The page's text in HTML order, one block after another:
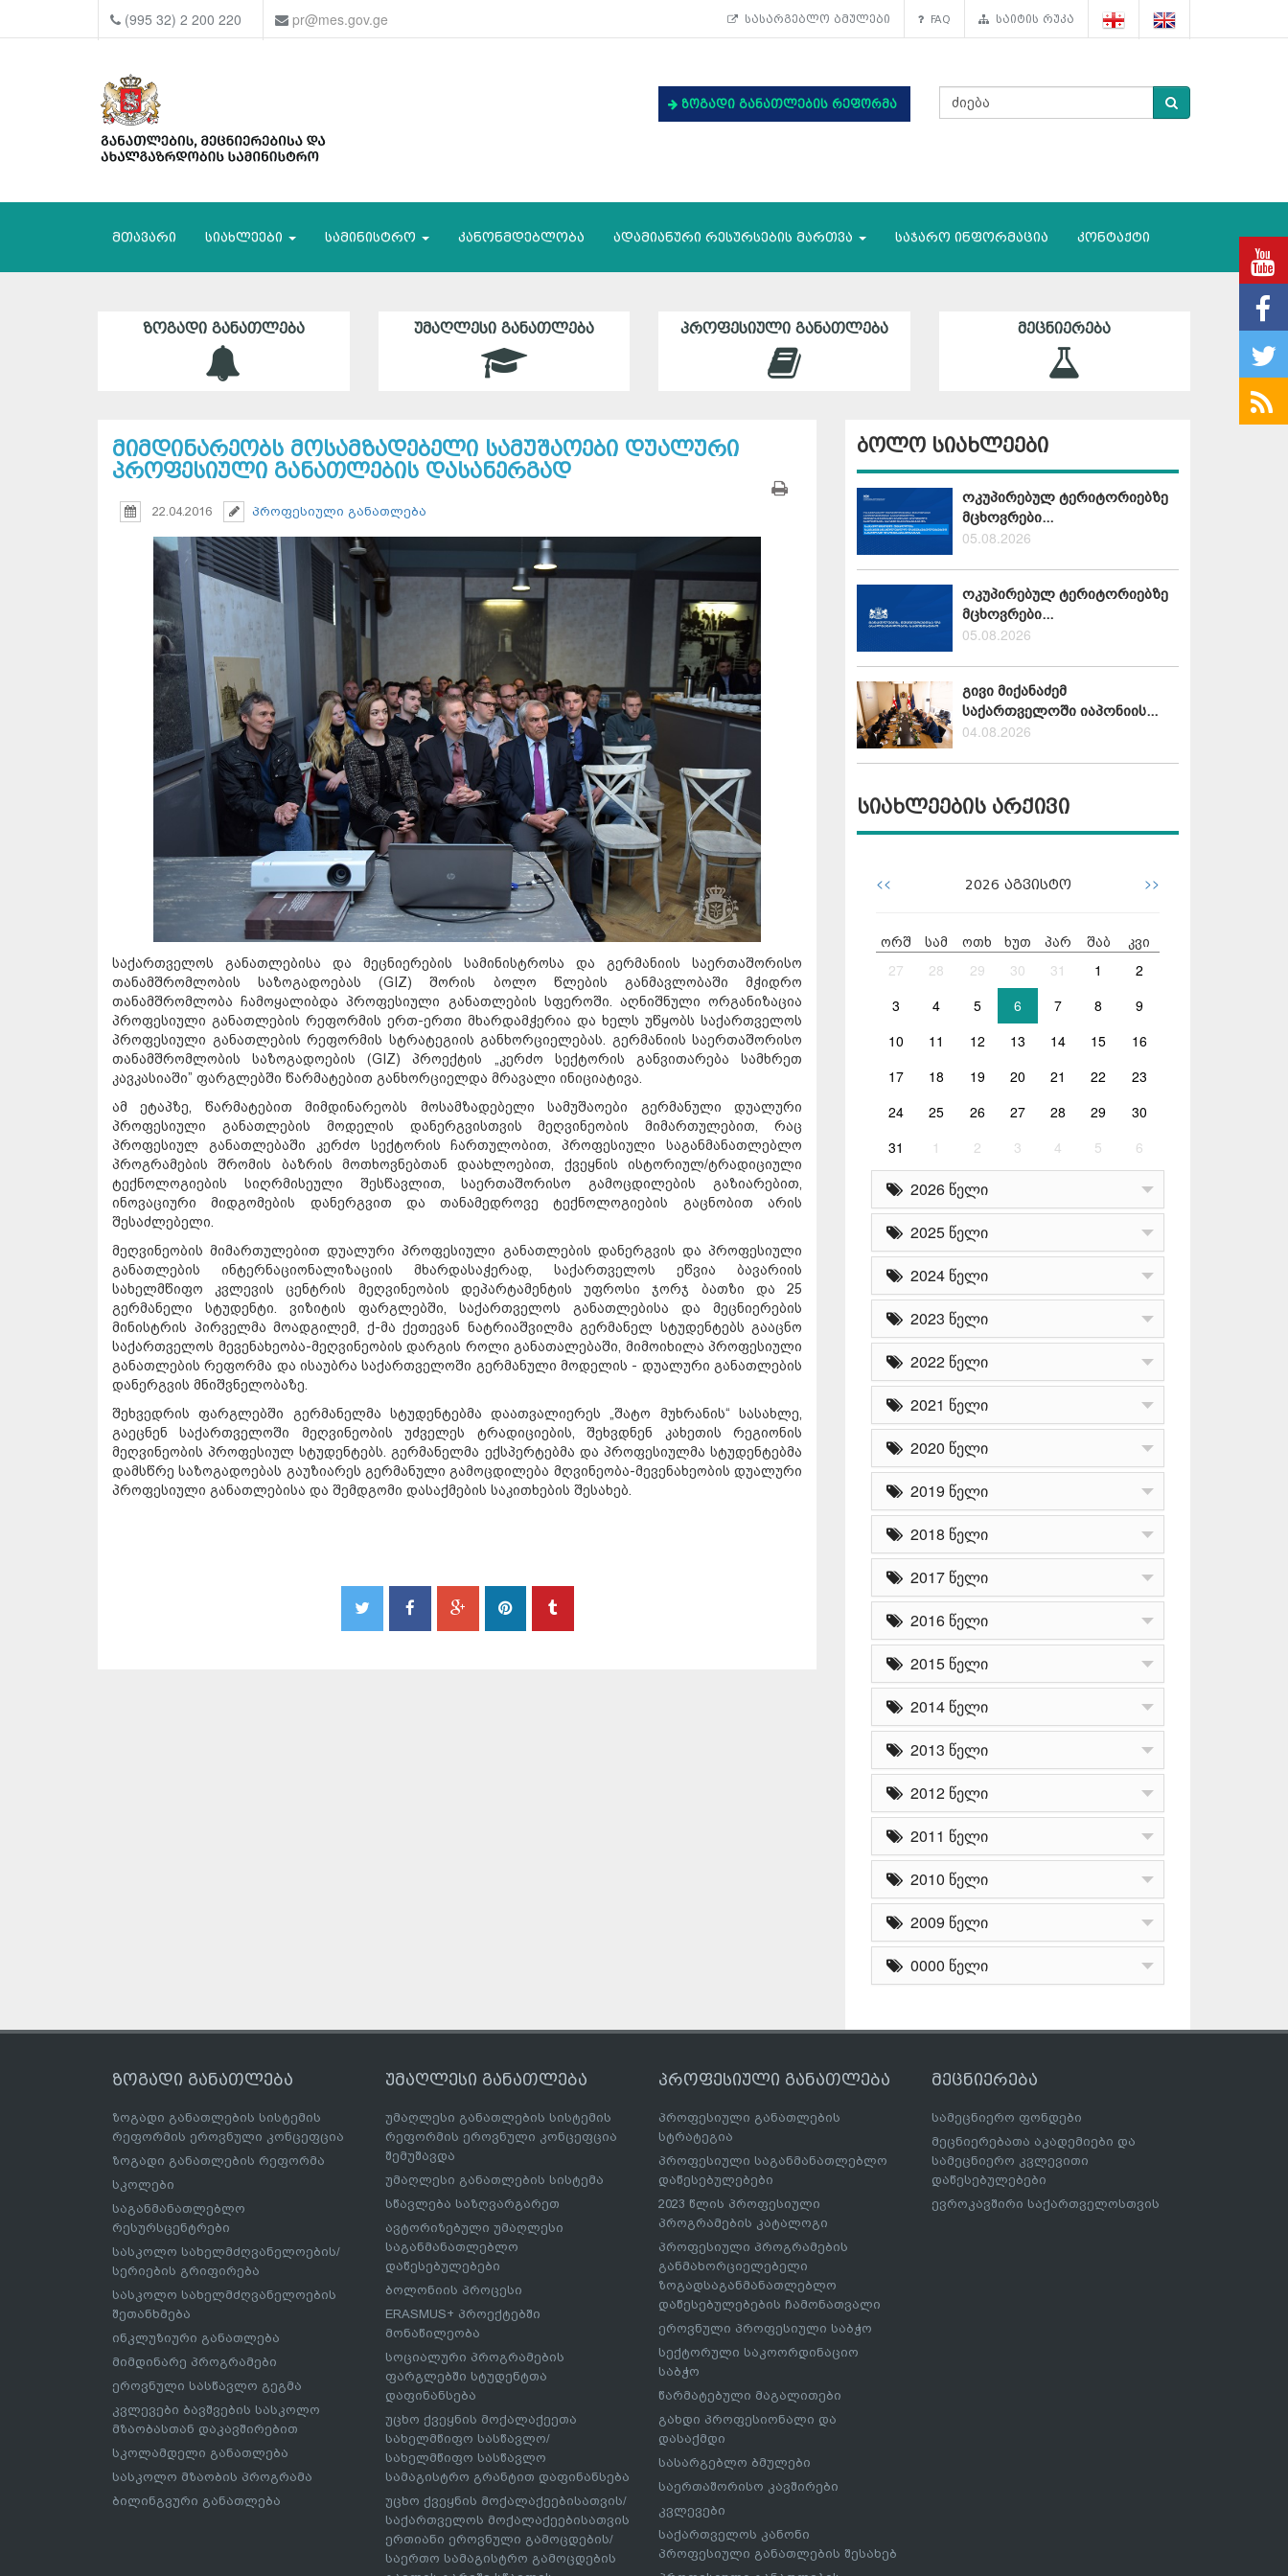
(995 32) 2 200 220 pr@mes.gov.ge სასარგებლო ბმულები FAQ საიტის რუკა
ზოგადი განათლების რეფორმა
მთავარი სიახლეები სამინისტრო კანონმდებლობა ადამიანური რესურსების მართვა საჯარო ინფორმაცია კონტაქტი
ᲖᲝᲒᲐᲓᲘ ᲒᲐᲜᲐᲗᲚᲔᲑᲐ ᲣᲛᲐᲦᲚᲔᲡᲘ ᲒᲐᲜᲐᲗᲚᲔᲑᲐ ᲞᲠᲝᲤᲔᲡᲘᲣᲚᲘ ᲒᲐᲜᲐᲗᲚᲔᲑᲐ ᲛᲔᲪᲜᲘᲔᲠᲔᲑᲐ
მიმდინარეობს მოსამზადებელი სამუშაოები დუალური
პროფესიული განათლების დასანერგად
22.04.2016 პროფესიული განათლება
საქართველოს განათლებისა და მეცნიერების სამინისტროსა და გერმანიის საერთაშორისო
თანამშრომლობის საზოგადოებას (GIZ) შორის ბოლო წლების განმავლობაში მჭიდრო
თანამშრომლობა ჩამოყალიბდა პროფესიული განათლების სფეროში. აღნიშნული ორგანიზაცია
პროფესიული განათლების რეფორმის ერთ-ერთი მხარდამჭერია და ხელს უწყობს საქართველოს
პროფესიული განათლების რეფორმის სტრატეგიის განხორციელებას. გერმანიის საერთაშორისო
თანამშრომლობის საზოგადოების (GIZ) პროექტის „კერძო სექტორის განვითარება სამხრეთ
კავკასიაში” ფარგლებში წარმატებით განხორციელდა მრავალი ინიციატივა.
ამ ეტაპზე, წარმატებით მიმდინარეობს მოსამზადებელი სამუშაოები გერმანული დუალური
პროფესიული განათლების მოდელის დანერგვისთვის მეღვინეობის მიმართულებით, რაც
პროფესიულ განათლებაში კერძო სექტორის ჩართულობით, პროფესიული საგანმანათლებლო
პროგრამების შრომის ბაზრის მოთხოვნებთან დაახლოებით, ქვეყნის ისტორიულ/ტრადიციული
ტექნოლოგიების სიღრმისეული შესწავლით, საერთაშორისო გამოცდილების გაზიარებით,
ინოვაციური მიდგომების დანერგვით და თანამედროვე ტექნოლოგიების გაცნობით არის
შესაძლებელი.
მეღვინეობის მიმართულებით დუალური პროფესიული განათლების დანერგვის და პროფესიული
განათლების ინტერნაციონალიზაციის მხარდასაჭერად, საქართველოს ეწვია ბავარიის
სახელმწიფო კვლევის ცენტრის მეღვინეობის დეპარტამენტის უფროსი ჯორჯ ბათზი და 25
გერმანელი სტუდენტი. ვიზიტის ფარგლებში, საქართველოს განათლებისა და მეცნიერების
მინისტრის პირველმა მოადგილემ, ქ-მა ქეთევან ნატრიაშვილმა გერმანელ სტუდენტებს გააცნო
საქართველოს მევენახეობა-მეღვინეობის დარგის როლი განათალებაში, მიმოიხილა პროფესიული
განათლების რეფორმა და ისაუბრა საქართველოში გერმანული მოდელის - დუალური განათლების
დანერგვის მნიშვნელობაზე.
შეხვედრის ფარგლებში გერმანელმა სტუდენტებმა დაათვალიერეს „შატო მუხრანის“ სასახლე,
გაეცნენ საქართველოში მეღვინეობის უძველეს ტრადიციების, შეხვდნენ კახეთის რეგიონის
მეღვინეობის პროფესიულ სტუდენტებს. გერმანელმა ექსპერტებმა და პროფესიულმა სტუდენტებმა
დამსწრე საზოგადოებას გაუზიარეს გერმანული გამოცდილება მღვინეობა-მევენახეობის დუალური
პროფესიული განათლებისა და შემდგომი დასაქმების საკითხების შესახებ.
ბოლო სიახლეები
ოკუპირებულ ტერიტორიებზე
მცხოვრები...
05.08.2026
ოკუპირებულ ტერიტორიებზე
მცხოვრები...
05.08.2026
გივი მიქანაძემ
საქართველოში იაპონიის...
04.08.2026
სიახლეების არქივი
<< 2026 აგვისტო >>
ორშ სამ ოთხ ხუთ პარ შაბ კვი
27 28 29 30 31 1
2
3
4 5 6 7 8
9
10
11 12 13 14 15
16
17
18 19 20 21 22
23
24
25 26 27 28 29
30
31
1 2 3 4 5 6
2026 წელი
2025 წელი
2024 წელი
2023 წელი
2022 წელი
2021 წელი
2020 წელი
2019 წელი
2018 წელი
2017 წელი
2016 წელი
2015 წელი
2014 წელი
2013 წელი
2012 წელი
2011 წელი
2010 წელი
2009 წელი
0000 წელი
ზოგადი განათლება
ზოგადი განათლების სისტემის
რეფორმის ეროვნული კონცეფცია
ზოგადი განათლების რეფორმა
სკოლები
საგანმანათლებლო
რესურსცენტრები
სასკოლო სახელმძღვანელოების/
სერიების გრიფირება
სასკოლო სახელმძღვანელოების
შეთანხმება
ინკლუზიური განათლება
მიმდინარე პროგრამები
ეროვნული სასწავლო გეგმა
კვლევები ბავშვების სასკოლო
მზაობასთან დაკავშირებით
სკოლამდელი განათლება
სასკოლო მზაობის პროგრამა
ბილინგვური განათლება
უმაღლესი განათლება
უმაღლესი განათლების სისტემის
რეფორმის ეროვნული კონცეფცია
შემუშავდა
უმაღლესი განათლების სისტემა
სწავლება საზღვარგარეთ
ავტორიზებული უმაღლესი
საგანმანათლებლო
დაწესებულებები
ბოლონიის პროცესი
ERASMUS+ პროექტებში
მონაწილეობა
სოციალური პროგრამების
ფარგლებში სტუდენტთა
დაფინანსება
უცხო ქვეყნის მოქალაქეეთა
სახელმწიფო სასწავლო/
სახელმწიფო სასწავლო
სამაგისტრო გრანტით დაფინანსება
უცხო ქვეყნის მოქალაქეებისათვის/
საქართველოს მოქალაქეებისათვის
ერთიანი ეროვნული გამოცდების/
საერთო სამაგისტრო გამოცდების
პროფესიული განათლება
პროფესიული განათლების
სტრატეგია
პროფესიული საგანმანათლებლო
დაწესებულებები
2023 წლის პროფესიული
პროგრამების კატალოგი
პროფესიული პროგრამების
განმახორციელებელი
ზოგადსაგანმანათლებლო
დაწესებულებების ჩამონათვალი
ეროვნული პროფესიული საბჭო
სექტორული საკოორდინაციო
საბჭო
წარმატებული მაგალითები
გახდი პროფესიონალი და
დასაქმდი
სასარგებლო ბმულები
საერთაშორისო კავშირები
კვლევები
საქართველოს კანონი
პროფესიული განათლების შესახებ
მეცნიერება
სამეცნიერო ფონდები
მეცნიერებათა აკადემიები და
სამეცნიერო კვლევითი
დაწესებულებები
ევროკავშირი საქართველოსთვის